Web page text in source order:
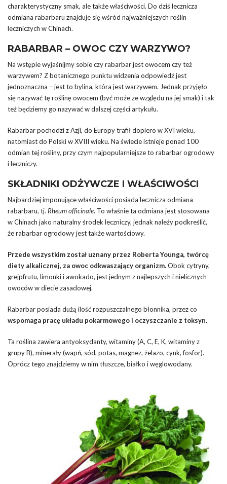
charakterystyczny smak, ale także właściwości. Do dziś lecznicza
odmiana rabarbaru znajduje się wśród najważniejszych roślin
leczniczych w Chinach.
RABARBAR – OWOC CZY WARZYWO?
Na wstępie wyjaśnijmy sobie czy rabarbar jest owocem czy też
warzywem? Z botanicznego punktu widzenia odpowiedź jest
jednoznaczna – jest to bylina, która jest warzywem. Jednak przyjęło
się nazywać tę roślinę owocem (być może ze względu na jej smak) i tak
też będziemy go nazywać w dalszej części artykułu.
Rabarbar pochodzi z Azji, do Europy trafił dopiero w XVI wieku,
natomiast do Polski w XVIII wieku. Na świecie istnieje ponad 100
odmian tej rośliny, przy czym najpopularniejsze to rabarbar ogrodowy
i leczniczy.
SKŁADNIKI ODŻYWCZE I WŁAŚCIWOŚCI
Najbardziej imponujące właściwości posiada lecznicza odmiana
rabarbaru, tj. Rheum officinale. To właśnie ta odmiana jest stosowana
w Chinach jako naturalny środek leczniczy, jednak należy podkreślić,
że rabarbar ogrodowy jest także wartościowy.
Przede wszystkim został uznany przez Roberta Younga, twórcę
diety alkalicznej, za owoc odkwaszający organizm.Obok cytryny,
grejpfrutu, limonki i awokado, jest jednym z najlepszych i nielicznych
owoców w diecie zasadowej.
Rabarbar posiada dużą ilość rozpuszczalnego błonnika, przez co
wspomaga pracę układu pokarmowego i oczyszczanie z toksyn.
Ta roślina zawiera antyoksydanty, witaminy (A, C, E, K, witaminy z
grupy B), minerały (wapń, sód, potas, magnez, żelazo, cynk, fosfor).
Oprócz tego znajdziemy w nim tłuszcze, białko i węglowodany.